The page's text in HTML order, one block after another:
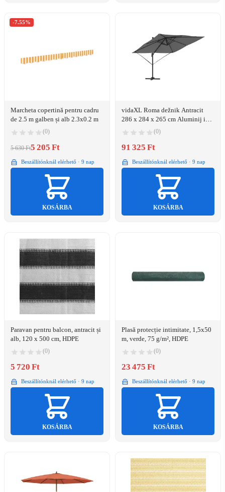
-7.55%
Marcheta copertină pentru cadru
de 2.5 m galben și alb 2.3x0.2 m
(0)
5 630 Ft5 205 Ft
Beszállítónknál elérhető · 9 nap
KOSÁRBA
vidaXL Roma dežnik Antracit
286 x 284 x 265 cm Aluminij in
(0)
91 325 Ft
Beszállítónknál elérhető · 9 nap
KOSÁRBA
Paravan pentru balcon, antracit și
alb, 120 x 500 cm, HDPE
(0)
5 720 Ft
Beszállítónknál elérhető · 9 nap
KOSÁRBA
Plasă protecție intimitate, 1,5x50
m, verde, 75 g/m², HDPE
(0)
23 475 Ft
Beszállítónknál elérhető · 9 nap
KOSÁRBA